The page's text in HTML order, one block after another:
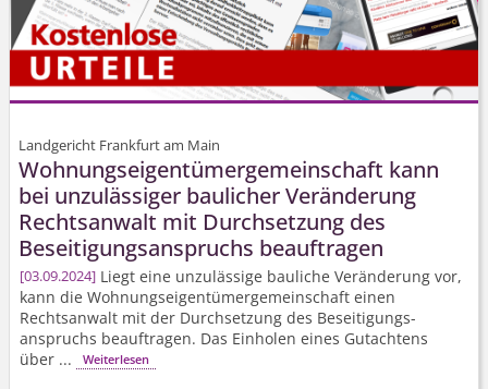
Landgericht Frankfurt am Main
Wohnungs­eigentümer­gemeinschaft kann
bei unzulässiger baulicher Veränderung
Rechtsanwalt mit Durchsetzung des
Beseitigungs­anspruchs beauftragen
03.09.2024 Liegt eine unzulässige bauliche Veränderung vor,
kann die Wohnungs­eigentümer­gemeinschaft einen
Rechtsanwalt mit der Durchsetzung des Beseitigungs­
anspruchs beauftragen. Das Einholen eines Gutachtens
über ...
Weiterlesen